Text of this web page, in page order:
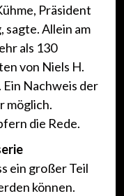
Präsident
Allein am
als 130
von Niels H.
Nachweis der
möglich.
die Rede.
ein großer Teil
können.